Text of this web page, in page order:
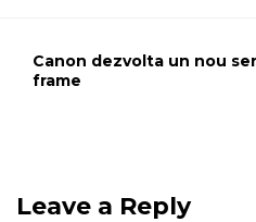
Canon dezvolta un nou
frame
Leave a Reply